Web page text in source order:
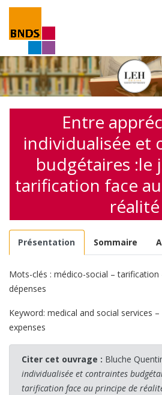
Entre
individualisée et
budgétaires :le
tarification face
réalité
Présentation Sommaire
Mots-clés : médico-social –
dépenses
Keyword: medical and social services
expenses
Citer cet ouvrage : Bluche
individualisée et contraintes
tarification face au principe de